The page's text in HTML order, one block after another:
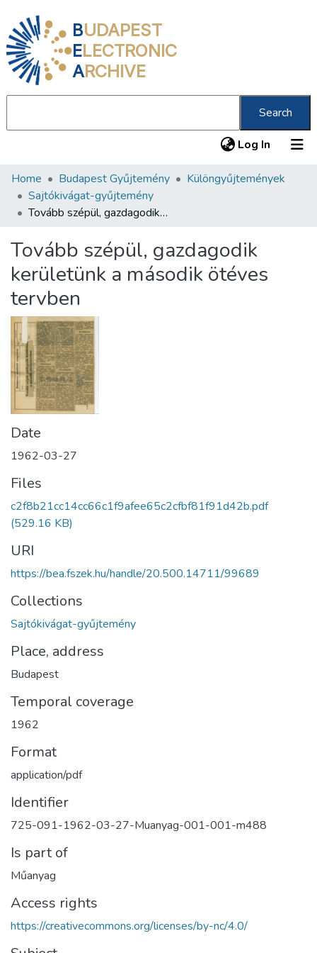
BUDAPEST
ELECTRONIC
ARCHIVE
Search
Log In (current)
Communities & Collections
All of DSpace
About us
Home Budapest Gyűjtemény
Különgyűjtemények
Sajtókivágat-gyűjtemény
Tovább szépül, gazdagodik kerületünk a második ötéves tervben
Tovább szépül, gazdagodik
kerületünk a második ötéves
tervben
Date
1962-03-27
Files
c2f8b21cc14cc66c1f9afee65c2cfbf81f91d42b.pdf
(529.16 KB)
URI
https://bea.fszek.hu/handle/20.500.14711/99689
Collections
Sajtókivágat-gyűjtemény
Place, address
Budapest
Temporal coverage
1962
Format
application/pdf
Identifier
725-091-1962-03-27-Muanyag-001-001-m488
Is part of
Műanyag
Access rights
https://creativecommons.org/licenses/by-nc/4.0/